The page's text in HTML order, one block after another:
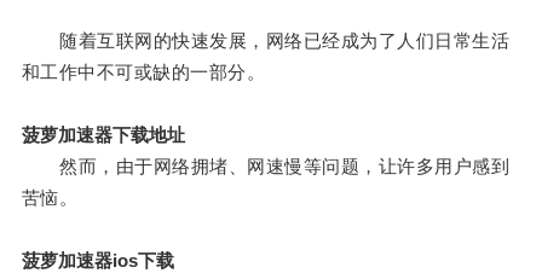
随着互联网的快速发展，网络已经成为了人们日常生活
和工作中不可或缺的一部分。
菠萝加速器下载地址
然而，由于网络拥堵、网速慢等问题，让许多用户感到
苦恼。
菠萝加速器ios下载